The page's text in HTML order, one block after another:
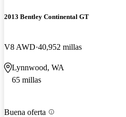
2013 Bentley Continental GT
V8 AWD 40,952 millas
Lynnwood, WA
65 millas
Buena oferta